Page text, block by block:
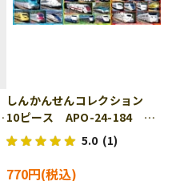
しんかんせんコレクション
10ピース APO-24-184
［CP-IT］
5.0 (1)
770円